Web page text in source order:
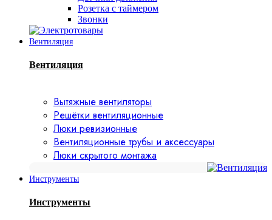
Розетка с таймером
Звонки
Вентиляция
Вентиляция
Вытяжные вентиляторы
Решётки вентиляционные
Люки ревизионные
Вентиляционные трубы и аксессуары
Люки скрытого монтажа
Инструменты
Инструменты